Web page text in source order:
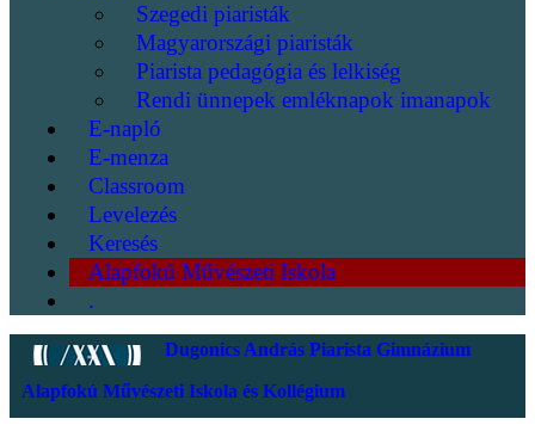
Szegedi piaristák
Magyarországi piaristák
Piarista pedagógia és lelkiség
Rendi ünnepek emléknapok imanapok
E-napló
E-menza
Classroom
Levelezés
Keresés
Alapfokú Művészeti Iskola
.
Dugonics András Piarista Gimnázium
Alapfokú Művészeti Iskola és Kollégium